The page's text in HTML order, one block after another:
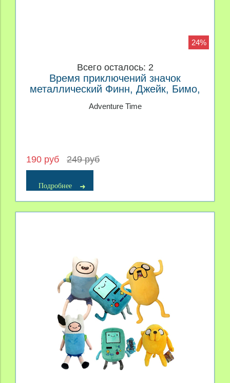
24%
Всего осталось: 2
Время приключений значок
металлический Финн, Джейк, Бимо,
Adventure Time
190 руб 249 руб
Подробнее